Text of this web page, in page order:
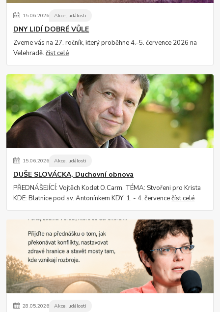
15.06.2026 Akce, události
DNY LIDÍ DOBRÉ VŮLE
Zveme vás na 27. ročník, který proběhne 4.–5. července 2026 na
Velehradě.číst celé
15.06.2026 Akce, události
DUŠE SLOVÁCKA, Duchovní obnova
PŘEDNÁŠEJÍCÍ: Vojtěch Kodet O.Carm. TÉMA: Stvořeni pro Krista
KDE: Blatnice pod sv. Antonínkem KDY: 1. - 4. červencečíst celé
28.05.2026 Akce, události